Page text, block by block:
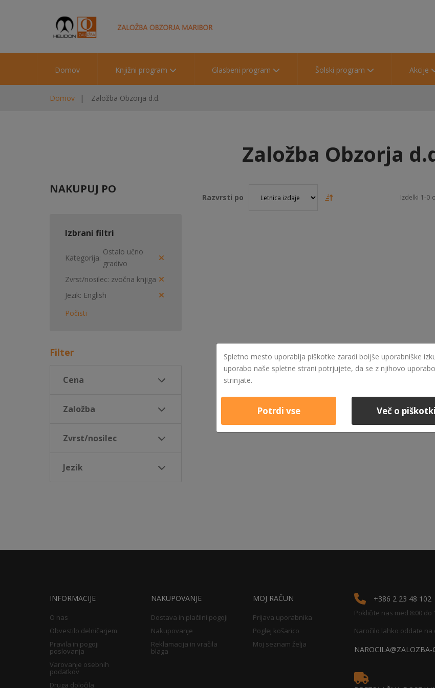
Domov Knjižni program Glasbeni program Šolski program Akcije
Domov Založba Obzorja d.d.
Založba Obzorja
Razvrsti po Izdelki 1-0
NAKUPUJ PO
Izbrani filtri
Kategorija
Ostalo učno
gradivo
Zvrst/nosilec zvočna knjiga
Jezik English
Počisti
Filter
Cena
Založba
Zvrst/nosilec
Jezik
INFORMACIJE
O nas
Obvestilo delničarjem
Pravila in pogoji
poslovanja
Varovanje osebnih
podatkov
Druga določila
NAKUPOVANJE
Dostava in plačilni pogoji
Nakupovanje
Reklamacija in vračila
blaga
MOJ RAČUN
Prijava uporabnika
Poglej košarico
Moj seznam želja
+386 2 23 48 102
Pokličite nas med 8:00 do
Naročilo lahko oddate na
NAROCILA@ZALOZBA-
Spletno mesto uporablja piškotke zaradi boljše uporabniške
uporabo naše spletne strani potrjujete, da se z njihovo uporabo
strinjate.
Potrdi vse Več o